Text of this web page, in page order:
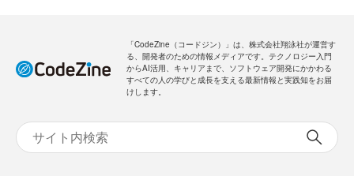
「CodeZine（コードジン）」は、株式会社翔泳社が運営す
る、開発者のための情報メディアです。テクノロジー入門
からAI活用、キャリアまで、ソフトウェア開発にかかわる
すべての人の学びと成長を支える最新情報と実践知をお届
けします。